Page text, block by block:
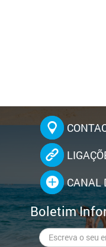
CANAL
Boletim